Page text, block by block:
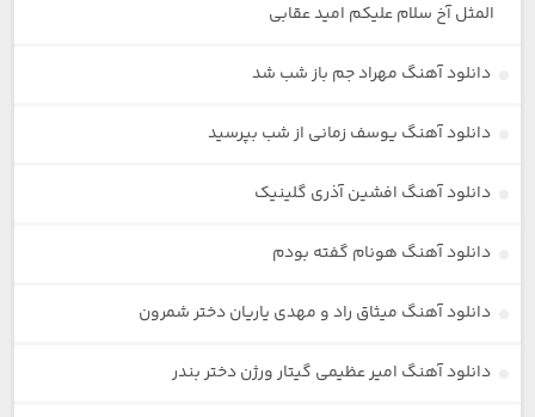
المثل آخ سلام علیکم امید عقابی
دانلود آهنگ مهراد جم باز شب شد
دانلود آهنگ یوسف زمانی از شب بپرسید
دانلود آهنگ افشین آذری گلینیک
دانلود آهنگ هونام گفته بودم
دانلود آهنگ میثاق راد و مهدی یاریان دختر شمرون
دانلود آهنگ امیر عظیمی گیتار ورژن دختر بندر